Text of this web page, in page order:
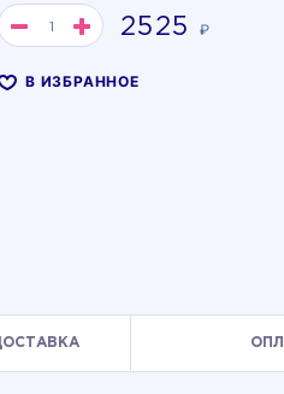
2525 ₽
В ИЗБРАННОЕ